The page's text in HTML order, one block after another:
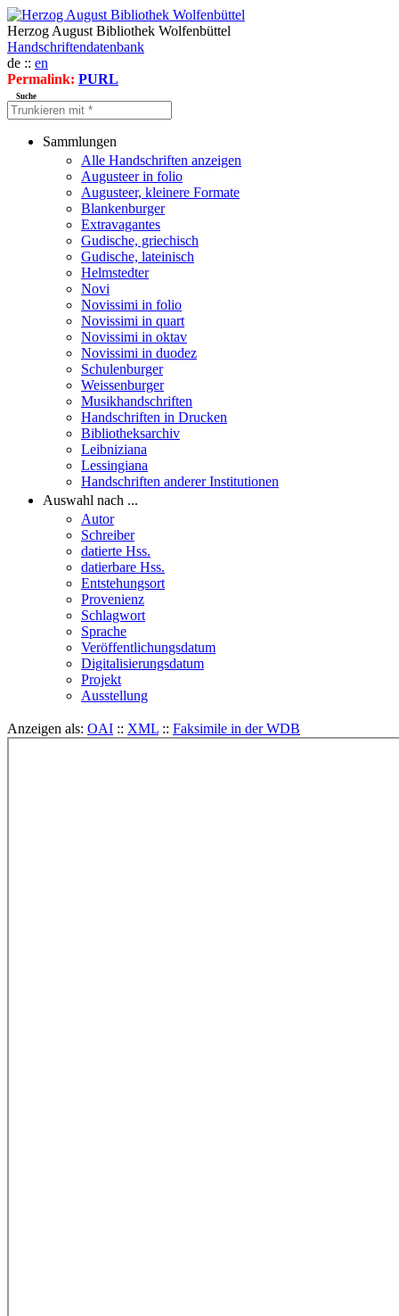
Herzog August Bibliothek Wolfenbüttel
Handschriftendatenbank
de :: en
Permalink: PURL
Suche
Sammlungen
Alle Handschriften anzeigen
Augusteer in folio
Augusteer, kleinere Formate
Blankenburger
Extravagantes
Gudische, griechisch
Gudische, lateinisch
Helmstedter
Novi
Novissimi in folio
Novissimi in quart
Novissimi in oktav
Novissimi in duodez
Schulenburger
Weissenburger
Musikhandschriften
Handschriften in Drucken
Bibliotheksarchiv
Leibniziana
Lessingiana
Handschriften anderer Institutionen
Auswahl nach ...
Autor
Schreiber
datierte Hss.
datierbare Hss.
Entstehungsort
Provenienz
Schlagwort
Sprache
Veröffentlichungsdatum
Digitalisierungsdatum
Projekt
Ausstellung
Anzeigen als: OAI :: XML :: Faksimile in der WDB